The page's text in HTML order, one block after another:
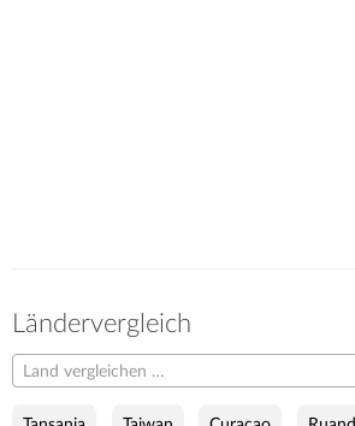
Ländervergleich
Land vergleichen …